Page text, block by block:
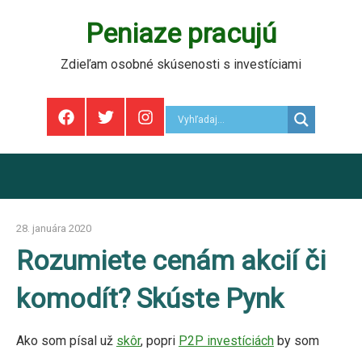
Peniaze pracujú
Zdieľam osobné skúsenosti s investíciami
F T I
28. januára 2020marek
Rozumiete cenám akcií či
komodít? Skúste Pynk
Ako som písal už skôr, popri P2P investíciáchby som